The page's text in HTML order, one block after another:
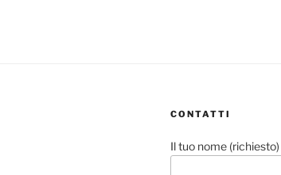
CONTATTI
Il tuo nome (richiesto)